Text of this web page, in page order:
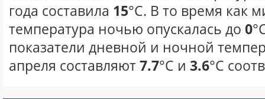
года составила 15°С. В то время как
температура ночью опускалась до 0
показатели дневной и ночной
апреля составляют7.7°С и 3.6°С